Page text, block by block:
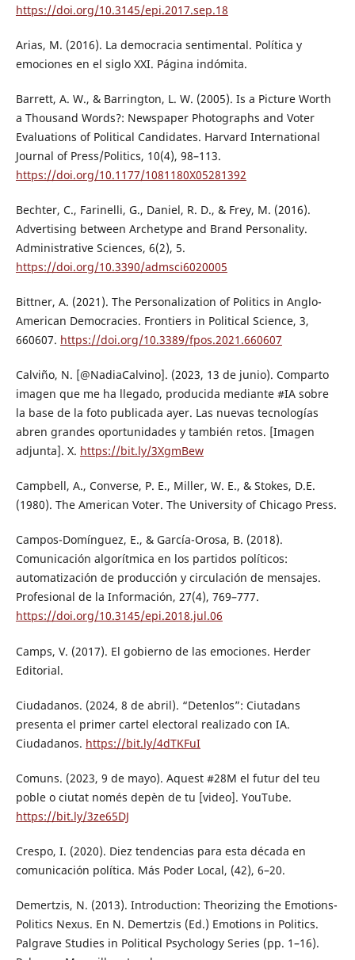
https://doi.org/10.3145/epi.2017.sep.18
Arias, M. (2016). La democracia sentimental. Política y
emociones en el siglo XXI. Página indómita.
Barrett, A. W., & Barrington, L. W. (2005). Is a Picture Worth
a Thousand Words?: Newspaper Photographs and Voter
Evaluations of Political Candidates. Harvard International
Journal of Press/Politics, 10(4), 98–113.
https://doi.org/10.1177/1081180X05281392
Bechter, C., Farinelli, G., Daniel, R. D., & Frey, M. (2016).
Advertising between Archetype and Brand Personality.
Administrative Sciences, 6(2), 5.
https://doi.org/10.3390/admsci6020005
Bittner, A. (2021). The Personalization of Politics in Anglo-
American Democracies. Frontiers in Political Science, 3,
660607. https://doi.org/10.3389/fpos.2021.660607
Calviño, N. [@NadiaCalvino]. (2023, 13 de junio). Comparto
imagen que me ha llegado, producida mediante #IA sobre
la base de la foto publicada ayer. Las nuevas tecnologías
abren grandes oportunidades y también retos. [Imagen
adjunta]. X. https://bit.ly/3XgmBew
Campbell, A., Converse, P. E., Miller, W. E., & Stokes, D.E.
(1980). The American Voter. The University of Chicago Press.
Campos-Domínguez, E., & García-Orosa, B. (2018).
Comunicación algorítmica en los partidos políticos:
automatización de producción y circulación de mensajes.
Profesional de la Información, 27(4), 769–777.
https://doi.org/10.3145/epi.2018.jul.06
Camps, V. (2017). El gobierno de las emociones. Herder
Editorial.
Ciudadanos. (2024, 8 de abril). “Detenlos”: Ciutadans
presenta el primer cartel electoral realizado con IA.
Ciudadanos. https://bit.ly/4dTKFuI
Comuns. (2023, 9 de mayo). Aquest #28M el futur del teu
poble o ciutat només depèn de tu [video]. YouTube.
https://bit.ly/3ze65DJ
Crespo, I. (2020). Diez tendencias para esta década en
comunicación política. Más Poder Local, (42), 6–20.
Demertzis, N. (2013). Introduction: Theorizing the Emotions-
Politics Nexus. En N. Demertzis (Ed.) Emotions in Politics.
Palgrave Studies in Political Psychology Series (pp. 1–16).